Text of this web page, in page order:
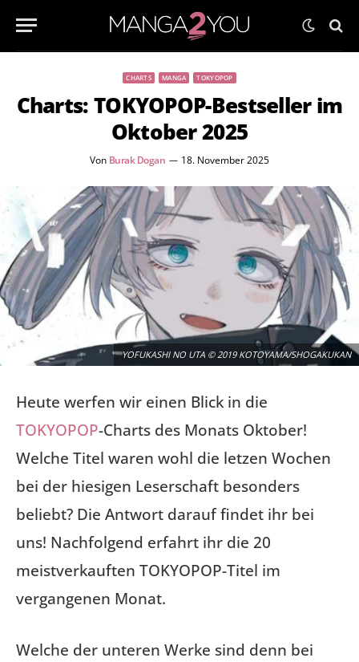
CHARTS MANGA TOKYOPOP
Charts: TOKYOPOP-Bestseller im
Oktober 2025
Von Burak Dogan 18. November 2025
YOFUKASHI NO UTA © 2019 KOTOYAMA/SHOGAKUKAN
Heute werfen wir einen Blick in die
TOKYOPOP-Charts des Monats Oktober!
Welche Titel waren wohl die letzen Wochen
bei der hiesigen Leserschaft besonders
beliebt? Die Antwort darauf findet ihr bei
uns! Nachfolgend erfahrt ihr die 20
meistverkauften TOKYOPOP-Titel im
vergangenen Monat.
Welche der unteren Werke sind denn bei